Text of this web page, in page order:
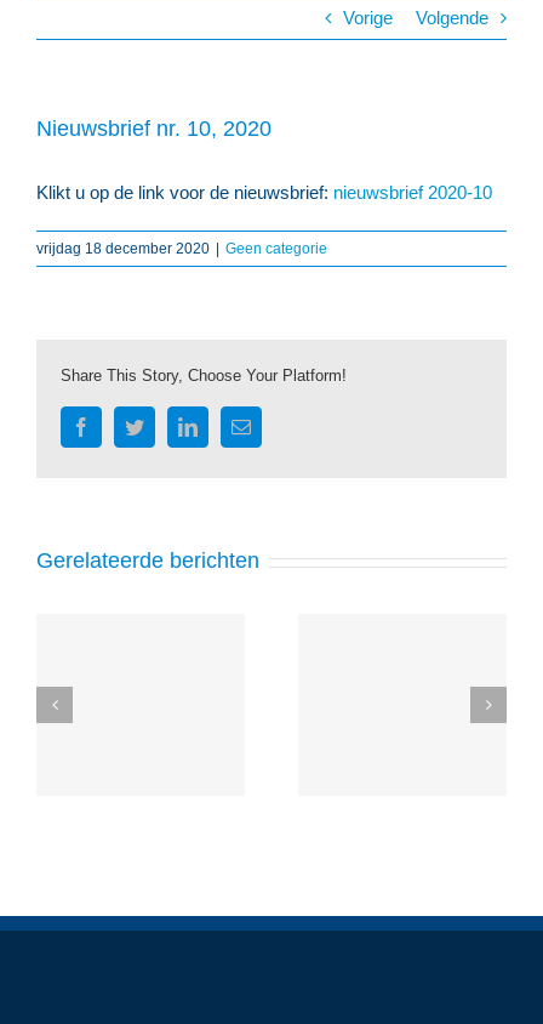
Vorige Volgende
Nieuwsbrief nr. 10, 2020
Klikt u op de link voor de nieuwsbrief: nieuwsbrief 2020-10
vrijdag 18 december 2020 Geen categorie
Share This Story, Choose Your Platform!
FacebookTwitterLinkedIn
E-
mail
Gerelateerde berichten